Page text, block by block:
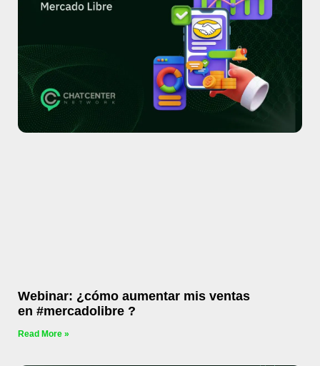
Webinar: ¿cómo aumentar mis ventas
en #mercadolibre ?
Read More »